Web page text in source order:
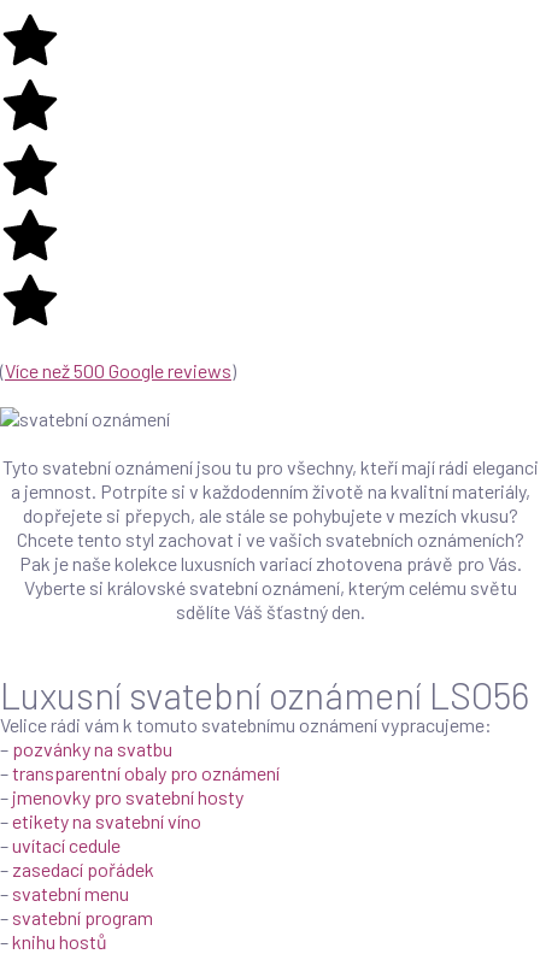
(Více než 500 Google reviews)
Tyto svatební oznámení jsou tu pro všechny, kteří mají rádi eleganci
a jemnost. Potrpíte si v každodenním životě na kvalitní materiály,
dopřejete si přepych, ale stále se pohybujete v mezích vkusu?
Chcete tento styl zachovat i ve vašich svatebních oznámeních?
Pak je naše kolekce luxusních variací zhotovena právě pro Vás.
Vyberte si královské svatební oznámení, kterým celému světu
sdělíte Váš šťastný den.
Luxusní svatební oznámení LSO56
Velice rádi vám k tomuto svatebnímu oznámení vypracujeme:
– pozvánky na svatbu
–transparentní obaly pro oznámení
– jmenovky pro svatební hosty
–etikety na svatební víno
–uvítací cedule
– zasedací pořádek
– svatební menu
– svatební program
–knihu hostů